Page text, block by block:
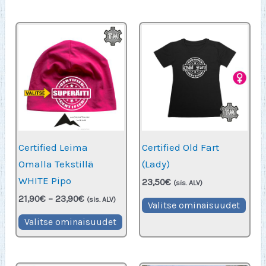
useampi
muunnelma.
Certified Leima
Omalla Tekstillä
WHITE Pipo
21,90€ – 23,90€Hintaluokka:
-
23,90€
(sis. ALV)
Valitse ominaisuudet Tällä
tuotteella
Certified Old Fart
(Lady)
23,50€ (sis. ALV)
Valitse ominaisuudet
on